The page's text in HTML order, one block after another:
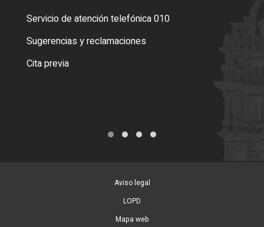
Servicio de atención telefónica 010
Sugerencias y reclamaciones
Cita previa
Aviso legal
LOPD
Mapa web